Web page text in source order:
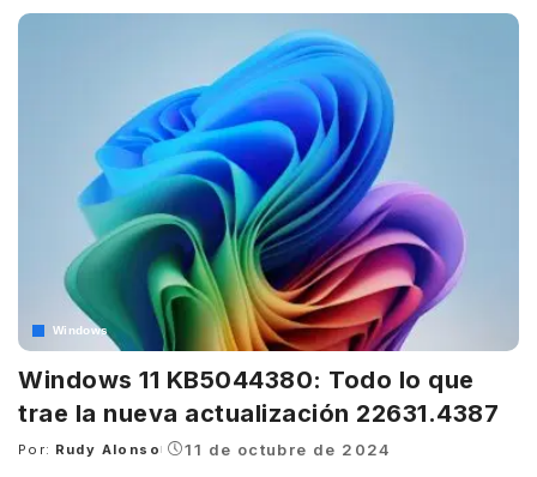
Windows
Windows 11 KB5044380: Todo lo que
trae la nueva actualización 22631.4387
Posted
Por: Rudy Alonso 11 de octubre de 2024